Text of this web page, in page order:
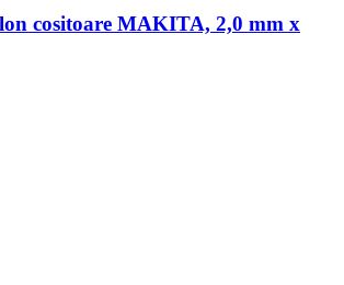
cositoare MAKITA, 2,0 mm x